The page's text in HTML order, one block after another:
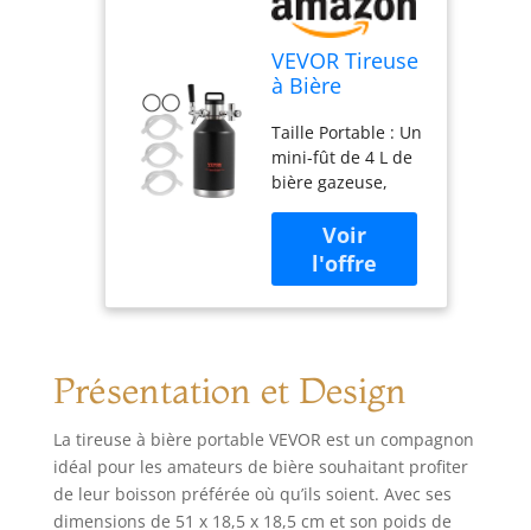
VEVOR Tireuse
à Bière
Mini Growler
Pression
Réglable 0~30
PSI Mini Fût à
Pression
Isotherme en
Inox pour
Garder la
de la Bière
Pression
Camping
Pique-Nique
Taille Portable : Un
mini-fût de 4 L de
bière gazeuse,
dimensions de
210,8 x 210,8 x
398,8 mm, est doté
d'une poignée
rassemblements à
domicile ou le
camping en plein
air. Scellage sous
Vide : Le mini
système de
Présentation et Design
La tireuse à bière portable VEVOR est un compagnon
idéal pour les amateurs de bière souhaitant profiter
de leur boisson préférée où qu’ils soient. Avec ses
dimensions de 51 x 18,5 x 18,5 cm et son poids de